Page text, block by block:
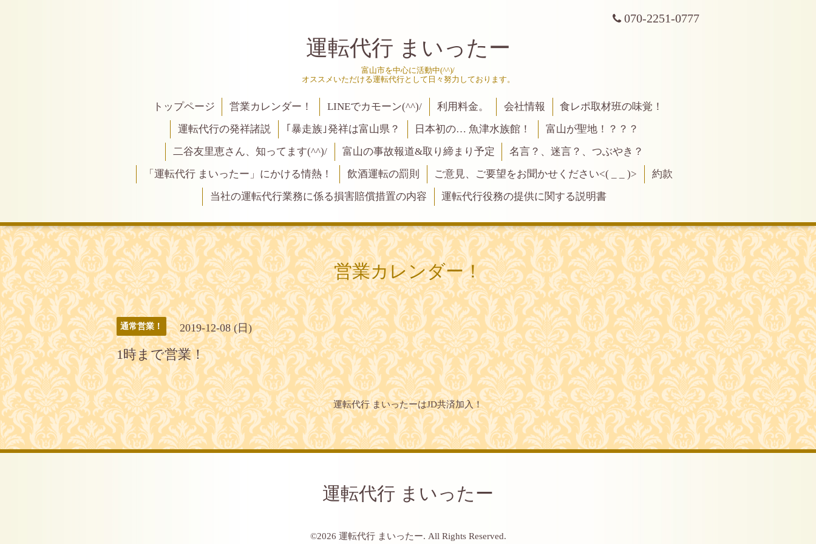
070-2251-0777
運転代行 まいったー
富山市を中心に活動中(^^)/
オススメいただける運転代行として日々努力しております。
トップページ 営業カレンダー！ LINEでカモーン(^^)/ 利用料金。 会社情報
食レポ取材班の味覚！
運転代行の発祥諸説
｢暴走族｣発祥は富山県？ 日本初の… 魚津水族館！
富山が聖地！？？？
二谷友里恵さん、知ってます(^^)/
富山の事故報道&取り締まり予定
名言？、迷言？、つぶやき？
「運転代行 まいったー」にかける情熱！
飲酒運転の罰則 ご意見、ご要望をお聞かせください<( _ _ )>
約款
当社の運転代行業務に係る損害賠償措置の内容
運転代行役務の提供に関する説明書
営業カレンダー！
通常営業！ 2019-12-08 (日)
1時まで営業！
運転代行 まいったーはJD共済加入！
運転代行 まいったー
©2026 運転代行 まいったー. All Rights Reserved.